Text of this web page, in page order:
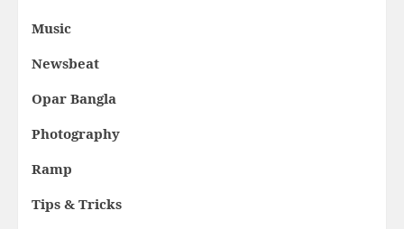
Music
Newsbeat
Opar Bangla
Photography
Ramp
Tips & Tricks